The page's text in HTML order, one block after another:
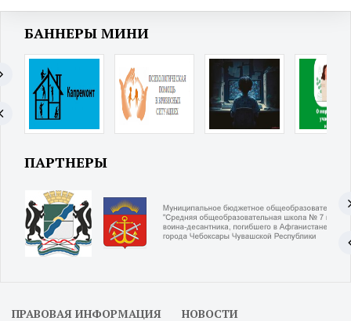
БАННЕРЫ МИНИ
ПАРТНЕРЫ
ПРАВОВАЯ ИНФОРМАЦИЯ НОВОСТИ